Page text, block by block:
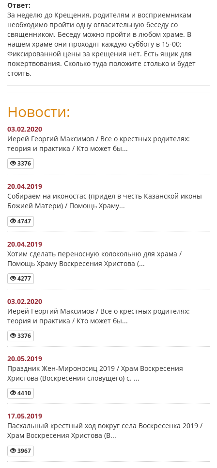
Ответ:
За неделю до Крещения, родителям и восприемникам
необходимо пройти одну огласительную беседу со
священником. Беседу можно пройти в любом храме. В
нашем храме они проходят каждую субботу в 15-00;
Фиксированной цены за крещения нет. Есть ящик для
пожертвования. Сколько туда положите столько и будет
стоить.
Новости:
03.02.2020
Иерей Георгий Максимов / Все о крестных родителях:
теория и практика / Кто может бы...
3376
20.04.2019
Собираем на иконостас (придел в честь Казанской иконы
Божией Матери) / Помощь Храму...
4747
20.04.2019
Хотим сделать переносную колокольню для храма /
Помощь Храму Воскресения Христова (...
4277
03.02.2020
Иерей Георгий Максимов / Все о крестных родителях:
теория и практика / Кто может бы...
3376
20.05.2019
Праздник Жен-Мироносиц 2019 / Храм Воскресения
Христова (Воскресения словущего) с. ...
4410
17.05.2019
Пасхальный крестный ход вокруг села Воскресенка 2019 /
Храм Воскресения Христова (В...
3967